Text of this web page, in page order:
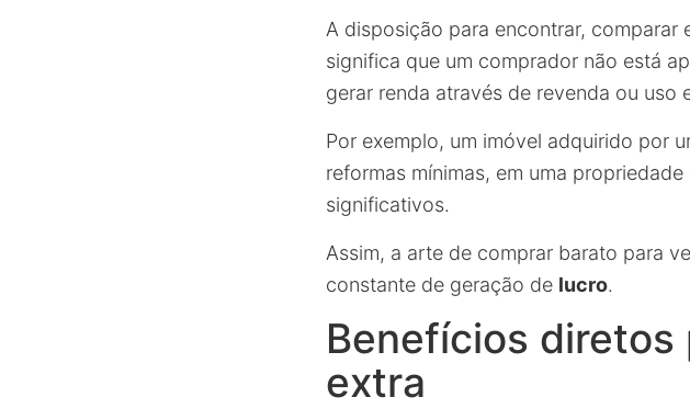
A disposição para encontrar, comparar
significa que um comprador não está
gerar renda através de revenda ou uso
Por exemplo, um imóvel adquirido por
reformas mínimas, em uma
significativos.
Assim, a arte de comprar barato para
constante de geração de lucro.
Benefícios diretos
extra